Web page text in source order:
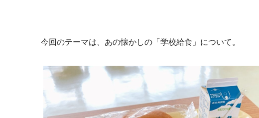
今回のテーマは、あの懐かしの「学校給食」について。